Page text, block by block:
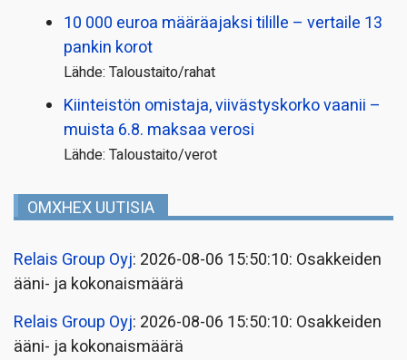
10 000 euroa määräajaksi tilille – vertaile 13
pankin korot
Lähde: Taloustaito/rahat
Kiinteistön omistaja, viivästyskorko vaanii –
muista 6.8. maksaa verosi
Lähde: Taloustaito/verot
OMXHEX UUTISIA
Relais Group Oyj: 2026-08-06 15:50:10: Osakkeiden
ääni- ja kokonaismäärä
Relais Group Oyj: 2026-08-06 15:50:10: Osakkeiden
ääni- ja kokonaismäärä